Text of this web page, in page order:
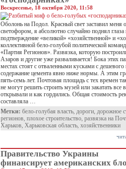
Воскресенье, 18 октября 2020, 11:58
Оболонь на Подол. Красный свет заставил меня
светофором, я абсолютно случайно поднял глаза
подтверждение «великой» «хозяйственной» и
коллективной бело-голубой политической
«Партия Регионов». Развязка, которую
Азаров и другие уже разваливается! Бока этих
местах стоят с отваленными кусками с
содержание цемента явно ниже нормы. А этим
пять-семь лет. Почтовая площадь с тех времен
не могут решить строить музей или закатать
открывали и как гордились. Общая стоимость
составляла …
Метки: бело-голубая власть, дороги, дорожное
регионов, плохое строительство, развязка на
Харьков, Харьковская область, хозяйственники
Правительство Украины
финансирует американских